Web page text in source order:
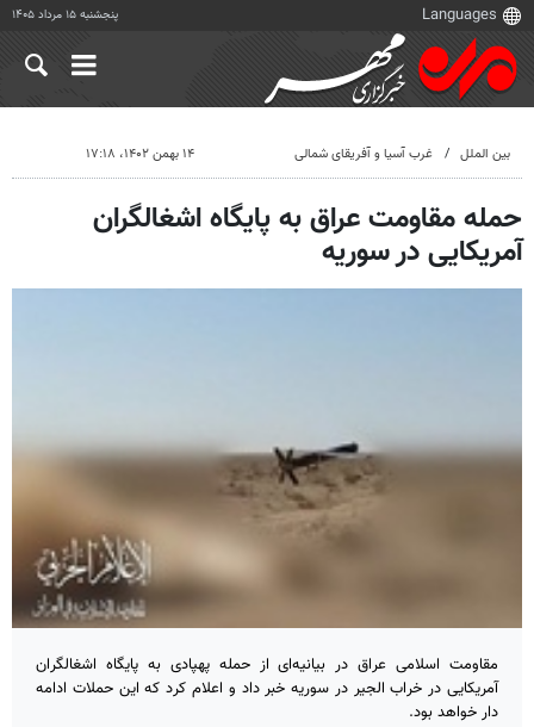
پنجشنبه ۱۵ مرداد ۱۴۰۵
بین الملل غرب آسیا و آفریقای شمالی ۱۴ بهمن ۱۴۰۲، ۱۷:۱۸
حمله مقاومت عراق به پایگاه اشغالگران
آمریکایی در سوریه
مقاومت اسلامی عراق در بیانیه‌ای از حمله پهپادی به پایگاه اشغالگران
آمریکایی در خراب الجیر در سوریه خبر داد و اعلام کرد که این حملات ادامه
دار خواهد بود.